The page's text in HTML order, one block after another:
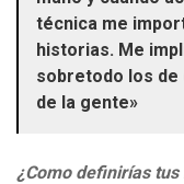
técnica me
historias. Me
sobretodo los de
de la gente»
¿Como definirías